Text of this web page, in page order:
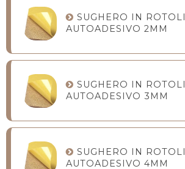
SUGHERO IN ROTOLI
AUTOADESIVO 2MM
SUGHERO IN ROTOLI
AUTOADESIVO 3MM
SUGHERO IN ROTOLI
AUTOADESIVO 4MM